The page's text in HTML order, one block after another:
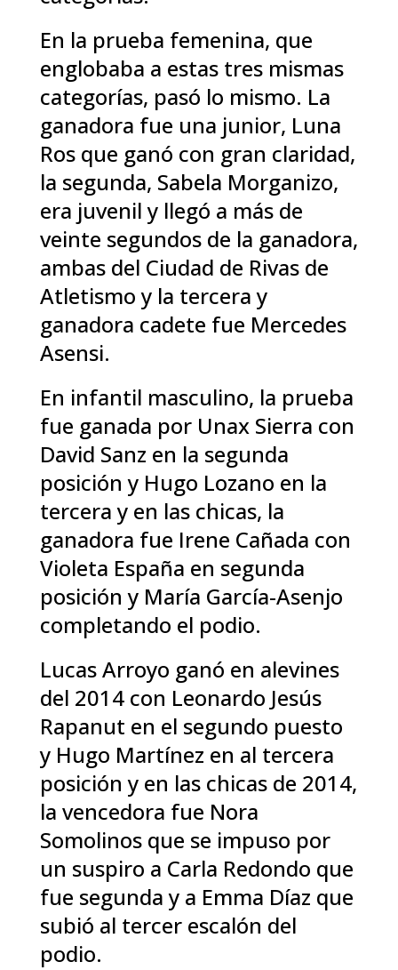
En la prueba femenina, que
englobaba a estas tres mismas
categorías, pasó lo mismo. La
ganadora fue una junior, Luna
Ros que ganó con gran claridad,
la segunda, Sabela Morganizo,
era juvenil y llegó a más de
veinte segundos de la ganadora,
ambas del Ciudad de Rivas de
Atletismo y la tercera y
ganadora cadete fue Mercedes
Asensi.
En infantil masculino, la prueba
fue ganada por Unax Sierra con
David Sanz en la segunda
posición y Hugo Lozano en la
tercera y en las chicas, la
ganadora fue Irene Cañada con
Violeta España en segunda
posición y María García-Asenjo
completando el podio.
Lucas Arroyo ganó en alevines
del 2014 con Leonardo Jesús
Rapanut en el segundo puesto
y Hugo Martínez en al tercera
posición y en las chicas de 2014,
la vencedora fue Nora
Somolinos que se impuso por
un suspiro a Carla Redondo que
fue segunda y a Emma Díaz que
subió al tercer escalón del
podio.